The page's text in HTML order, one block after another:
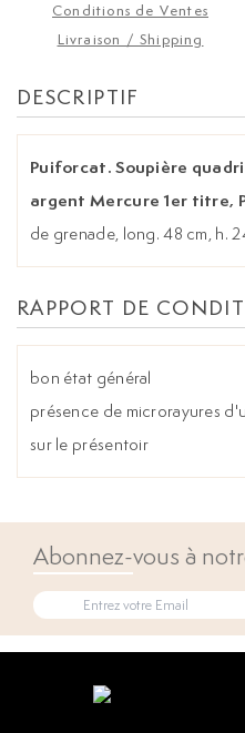
Conditions de Ventes
Livraison / Shipping
DESCRIPTIF
Puiforcat. Soupière
argent Mercure 1er titre,
de grenade, long. 48 cm, h.
RAPPORT DE
bon état général
présence de microrayures
sur le présentoir
Abonnez-vous à